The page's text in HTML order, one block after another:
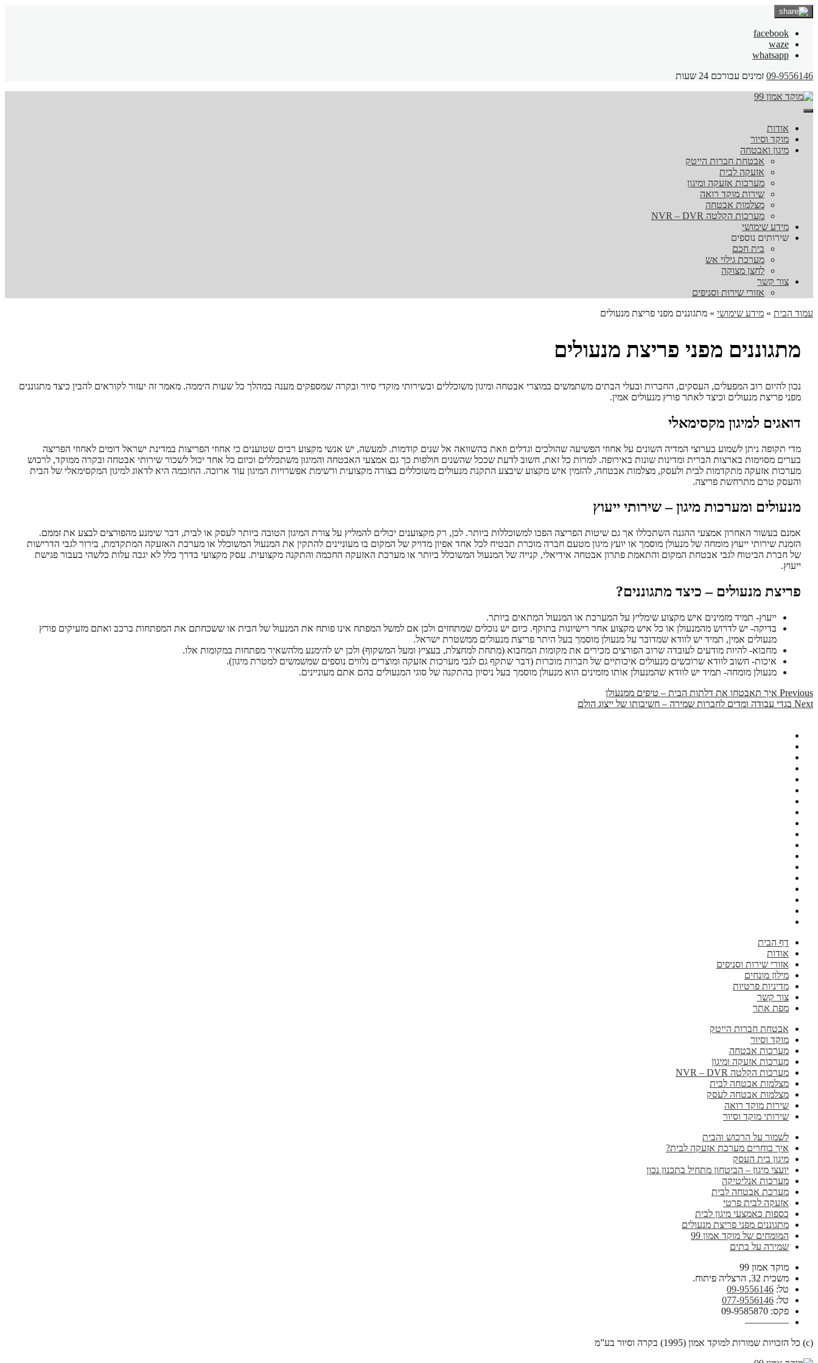
facebook
waze
whatsapp
09-9556146 זמינים עבורכם 24 שעות
אודות
מוקד וסיור
מיגון ואבטחה
אבטחת חברות הייטק
אזעקה לבית
מערכות אזעקה ומיגון
שירות מוקד רואה
מצלמות אבטחה
מערכות הקלטה NVR – DVR
מידע שימושי
שירותים נוספים
בית חכם
מערכת גילוי אש
לחצן מצוקה
צור קשר
אזורי שירות וסניפים
עמוד הבית » מידע שימושי » מתגוננים מפני פריצת מנעולים
מתגוננים מפני פריצת מנעולים
נכון להיום רוב המפעלים, העסקים, החברות ובעלי הבתים משתמשים במוצרי אבטחה ומיגון משוכללים ובשירותי מוקדי סיור ובקרה שמספקים מענה במהלך כל שעות היממה. מאמר זה יעזור לקוראים להבין כיצד מתגוננים
מפני פריצת מנעולים וכיצד לאתר פורץ מנעולים אמין.
דואגים למיגון מקסימאלי
מדי תקופה ניתן לשמוע בערוצי המדיה השונים על אחוזי הפשיעה שהולכים וגדלים וזאת בהשוואה אל שנים קודמות. למעשה, יש אנשי מקצוע רבים שטוענים כי אחוזי הפריצות במדינת ישראל דומים לאחוזי הפריצה
בערים מסוימות בארצות הברית ומדינות שונות באירופה. למרות כל זאת, חשוב לדעת שככל שהשנים חולפות כך גם אמצעי האבטחה והמיגון משתכללים וכיום כל אחד יכול לשכור שירותי אבטחה ובקרה ממוקד, לרכוש
מערכות אזעקה מתקדמות לבית ולעסק, מצלמות אבטחה, להזמין איש מקצוע שיבצע התקנת מנעולים משוכללים בצורה מקצועית ורשימת אפשרויות המיגון עוד ארוכה. החוכמה היא לדאוג למיגון המקסימאלי של הבית
והעסק טרם מתרחשת פריצה.
מנעולים ומערכות מיגון – שירותי ייעוץ
אמנם בעשור האחרון אמצעי ההגנה השתכללו אך גם שיטות הפריצה הפכו למשוכללות ביותר. לכן, רק מקצוענים יכולים להמליץ על צורת המיגון הטובה ביותר לעסק או לבית, דבר שימנע מהפורצים לבצע את זממם.
הזמנת שירותי ייעוץ מומחה של מנעולן מוסמך או יועץ מיגון מטעם חברה מוכרת תבטיח לכל אחד אפיון מדויק של המקום בו מעוניינים להתקין את המנעול המשוכלל או מערכת האזעקה המתקדמת, בירור לגבי הדרישות
של חברת הביטוח לגבי אבטחת המקום והתאמת פתרון אבטחה אידיאלי, קנייה של המנעול המשוכלל ביותר או מערכת האזעקה החכמה והתקנה מקצועית. עסק מקצועי בדרך כלל לא יגבה עלות כלשהי בעבור פגישת
ייעוץ.
פריצת מנעולים – כיצד מתגוננים?
ייעוץ- תמיד מזמינים איש מקצוע שימליץ על המערכת או המנעול המתאים ביותר.
בדיקה- יש לדרוש מהמנעולן או כל איש מקצוע אחר רישיונות בתוקף. כיום יש נוכלים שמתחזים ולכן אם למשל המפתח אינו פותח את המנעול של הבית או ששכחתם את המפתחות ברכב ואתם מזעיקים פורץ
מנעולים אמין, תמיד יש לוודא שמדובר על מנעולן מוסמך בעל היתר פריצת מנעולים ממשטרת ישראל.
מחבוא- להיות מודעים לעובדה שרוב הפורצים מכירים את מקומות המחבוא (מתחת למחצלת, בעציץ ומעל המשקוף) ולכן יש להימנע מלהשאיר מפתחות במקומות אלו.
איכות- חשוב לוודא שרוכשים מנעולים איכותיים של חברות מוכרות (דבר שתקף גם לגבי מערכות אזעקה ומוצרים נלווים נוספים שמשמשים למטרת מיגון).
מנעולן מומחה- תמיד יש לוודא שהמנעולן אותו מזמינים הוא מנעולן מוסמך בעל ניסיון בהתקנה של סוגי המנעולים בהם אתם מעוניינים.
Post
navigation
Previous
Previous
post:
איך תאבטחו את דלתות הבית – טיפים ממנעולן
Next
Next
בגדי עבודה ומדים לחברות שמירה – חשיבותו של ייצוג הולם
דף הבית
אודות
אזורי שירות וסניפים
מילון מונחים
מדיניות פרטיות
צור קשר
מפת אתר
אבטחת חברות הייטק
מוקד וסיור
מערכות אבטחה
מערכות אזעקה ומיגון
מערכות הקלטה NVR – DVR
מצלמות אבטחה לבית
מצלמות אבטחה לעסק
שירות מוקד רואה
שירותי מוקד וסיור
לשמור על הרכוש והבית
איך בוחרים מערכת אזעקה לבית?
מיגון בית העסק
יועצי מיגון – הביטחון מתחיל בתכנון נכון
מערכות אנליטיקה
מערכת אבטחה לבית
אזעקה לבית פרטי
כספות כאמצעי מיגון לבית
מתגוננים מפני פריצת מנעולים
המומחים של מוקד אמון 99
שמירה על בתים
מוקד אמון 99
משכית 32, הרצליה פיתוח.
טל: 09-9556146
טל: 077-9556146
פקס: 09-9585870
————–
(c) כל הזכויות שמורות למוקד אמון (1995) בקרה וסיור בע”מ